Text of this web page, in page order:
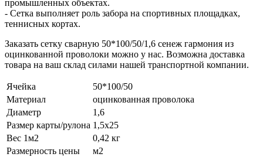
промышленных объектах.
- Сетка выполняет роль забора на спортивных площадках,
теннисных кортах.
Заказать сетку сварную 50*100/50/1,6 сенеж гармония из
оцинкованной проволоки можно у нас. Возможна доставка
товара на ваш склад силами нашей транспортной компании.
Ячейка
50*100/50
Материал
оцинкованная проволока
Диаметр
1,6
Размер карты/рулона 1,5х25
Вес 1м2
0,42 кг
Размерность цены
м2